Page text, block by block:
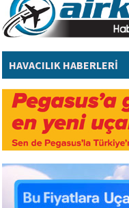
HAVACILIK HABERLERİ